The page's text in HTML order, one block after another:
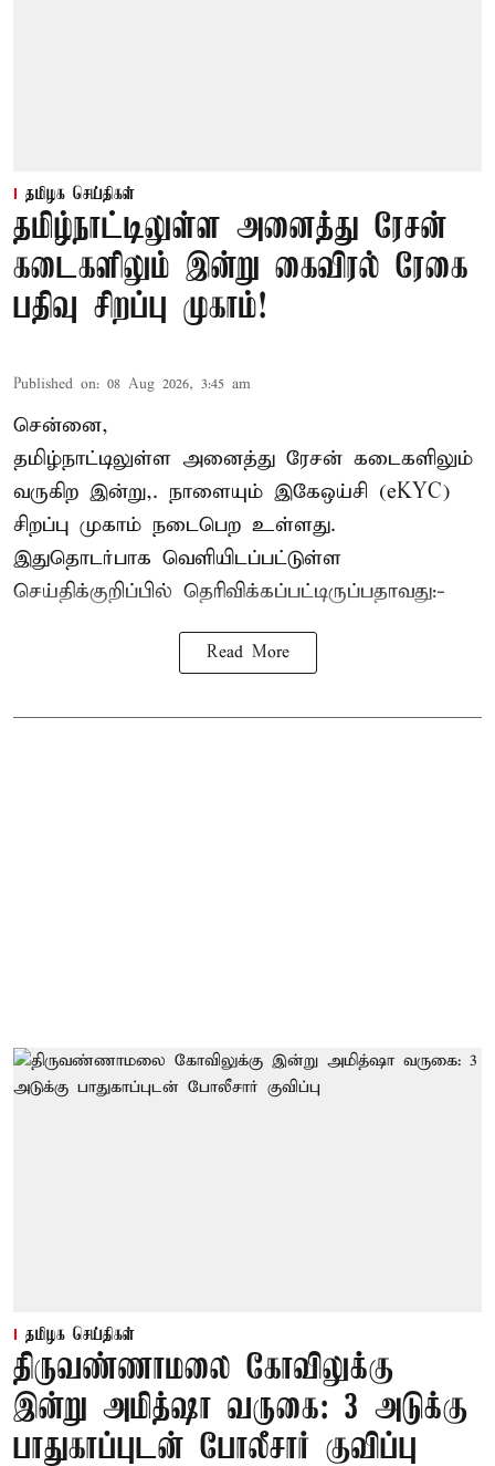
தமிழக செய்திகள்
தமிழ்நாட்டிலுள்ள அனைத்து ரேசன்
கடைகளிலும் இன்று கைவிரல் ரேகை
பதிவு சிறப்பு முகாம்!
Published on: 08 Aug 2026, 3:45 am
சென்னை,
தமிழ்நாட்டிலுள்ள அனைத்து ரேசன் கடைகளிலும்
வருகிற இன்று,. நாளையும் இகேஒய்சி (eKYC)
சிறப்பு முகாம் நடைபெற உள்ளது.
இதுதொடர்பாக வெளியிடப்பட்டுள்ள
செய்திக்குறிப்பில் தெரிவிக்கப்பட்டிருப்பதாவது:-
Read More
தமிழக செய்திகள்
திருவண்ணாமலை கோவிலுக்கு
இன்று அமித்ஷா வருகை: 3 அடுக்கு
பாதுகாப்புடன் போலீசார் குவிப்பு